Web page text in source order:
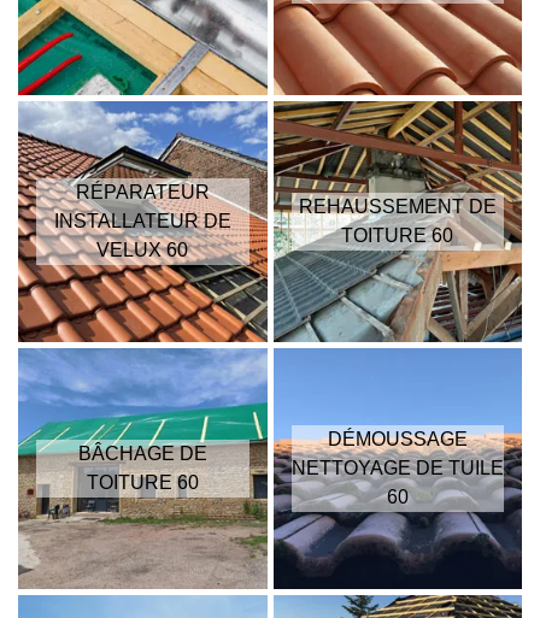
RÉPARATEUR
INSTALLATEUR DE
VELUX 60
REHAUSSEMENT DE
TOITURE 60
BÂCHAGE DE
TOITURE 60
DÉMOUSSAGE
NETTOYAGE DE TUILE
60